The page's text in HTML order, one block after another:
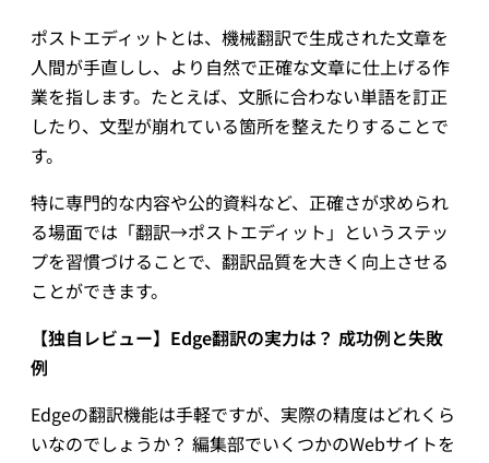
ポストエディットとは、機械翻訳で生成された文章を
人間が手直しし、より自然で正確な文章に仕上げる作
業を指します。たとえば、文脈に合わない単語を訂正
したり、文型が崩れている箇所を整えたりすることで
す。
特に専門的な内容や公的資料など、正確さが求められ
る場面では「翻訳→ポストエディット」というステッ
プを習慣づけることで、翻訳品質を大きく向上させる
ことができます。
【独自レビュー】Edge翻訳の実力は？ 成功例と失敗
例
Edgeの翻訳機能は手軽ですが、実際の精度はどれくら
いなのでしょうか？ 編集部でいくつかのWebサイトを